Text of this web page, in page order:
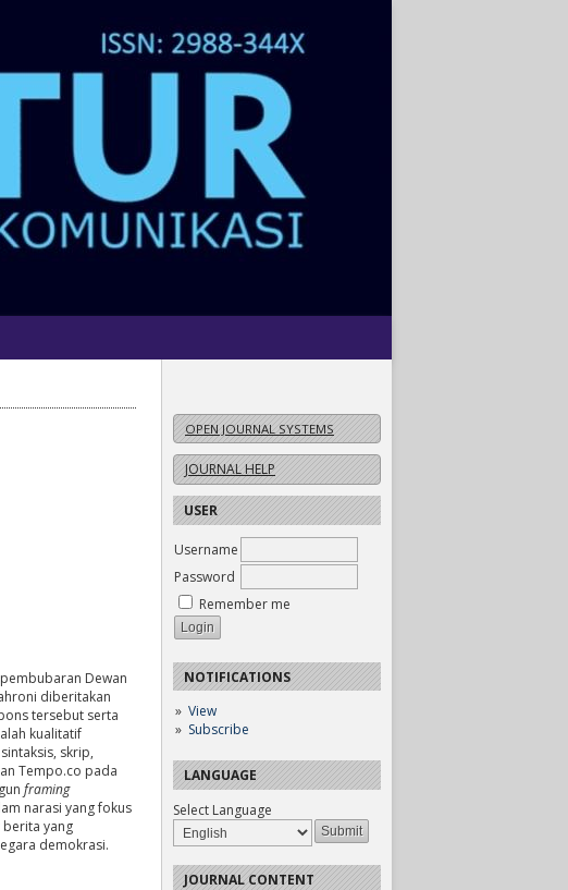
OPEN JOURNAL SYSTEMS
JOURNAL HELP
USER
Username
Password
Remember me
NOTIFICATIONS
View
Subscribe
LANGUAGE
Select Language
JOURNAL CONTENT
Dewan
diberitakan
tersebut serta
kualitatif
skrip,
Tempo.co pada
framing
narasi yang fokus
yang
demokrasi.